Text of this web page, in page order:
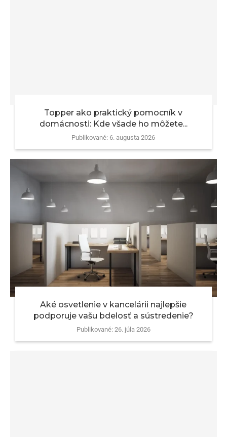
Topper ako praktický pomocník v
domácnosti: Kde všade ho môžete...
Publikované: 6. augusta 2026
Aké osvetlenie v kancelárii najlepšie
podporuje vašu bdelosť a sústredenie?
Publikované: 26. júla 2026